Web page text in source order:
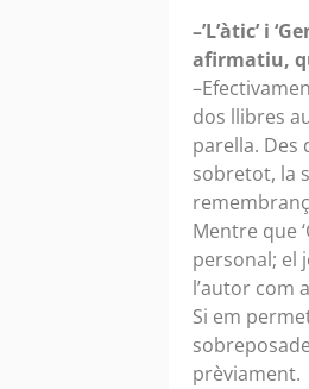
–’L’àtic’ i
afirmatiu,
dos llibres
parella. Des
sobretot, la
Mentre que
personal; el
l’autor com
Si em
prèviament.